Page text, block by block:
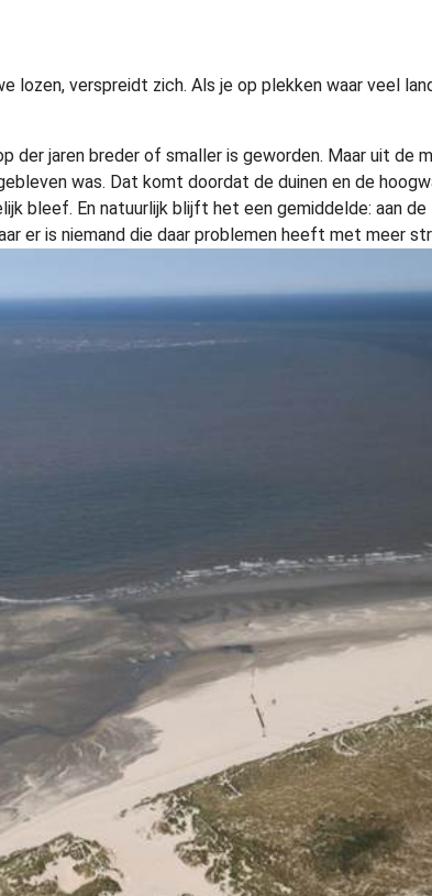
lozen, verspreidt zich. Als je op plekken waar veel
der jaren breder of smaller is geworden. Maar uit de
was. Dat komt doordat de duinen en de
bleef. En natuurlijk blijft het een gemiddelde: aan
er is niemand die daar problemen heeft met meer